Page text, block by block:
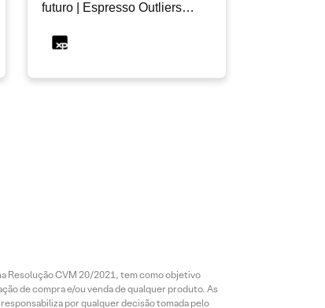
futuro | Espresso Outliers
Resolução CVM 20/2021, tem como objetivo
de compra e/ou venda de qualquer produto. As
por qualquer decisão tomada pelo